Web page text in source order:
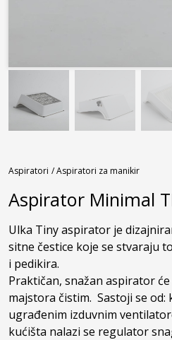
Aspiratori / Aspiratori za manikir
Aspirator Minimal
Ulka Tiny aspirator je
sitne čestice koje se stvaraju
i pedikira.
Praktičan, snažan aspirator
majstora čistim.  Sastoji se od:
ugrađenim izduvnim
kućišta nalazi se regulator